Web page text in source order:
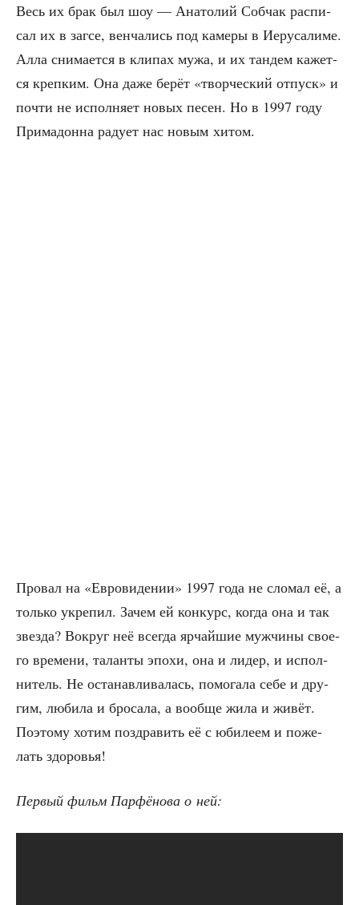
Весь их брак был шоу — Ана­то­лий Соб­чак рас­пи­
сал их в загсе, вен­ча­лись под каме­ры в Иеру­са­ли­ме.
Алла сни­ма­ет­ся в кли­пах мужа, и их тан­дем кажет­
ся креп­ким. Она даже берёт «твор­че­ский отпуск» и
почти не испол­ня­ет новых песен. Но в 1997 году
При­ма­дон­на раду­ет нас новым хитом.
Про­вал на «Евро­ви­де­нии» 1997 года не сло­мал её, а
толь­ко укре­пил. Зачем ей кон­курс, когда она и так
звез­да? Вокруг неё все­гда ярчай­шие муж­чи­ны сво­е­
го вре­ме­ни, талан­ты эпо­хи, она и лидер, и испол­
ни­тель. Не оста­нав­ли­ва­лась, помо­га­ла себе и дру­
гим, люби­ла и бро­са­ла, а вооб­ще жила и живёт.
Поэто­му хотим поздра­вить её с юби­ле­ем и поже­
лать здоровья!
Пер­вый фильм Пар­фё­но­ва о ней: